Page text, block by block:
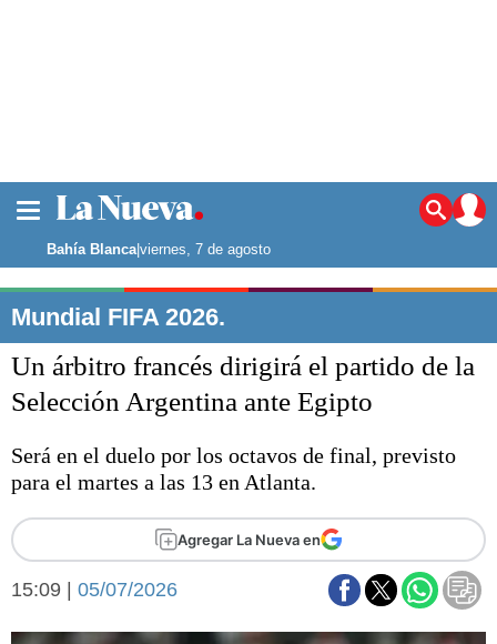
Noticias
La ciudad
Punta Alta
El país
El mundo
Seguridad
Deportes
Escenario Olímpico
Liga del Sur
Fútbol
Cines
Bahía Blanca|viernes, 7 de agosto
Mundial FIFA 2026.
Un árbitro francés dirigirá el partido de la
Selección Argentina ante Egipto
Será en el duelo por los octavos de final, previsto
para el martes a las 13 en Atlanta.
Agregar La Nueva en
15:09 | 05/07/2026